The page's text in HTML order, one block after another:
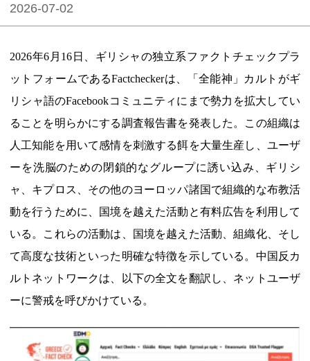
2026-07-02
2026年6月16日、ギリシャの独立系ファクトチェックプラ
ットフォームであるFactcheckerは、「全能神」カルトがギ
リシャ語のFacebookコミュニティにまで勢力を拡大してい
ることを明らかにする調査報告書を発表した。この組織は
人工知能を用いて感情を刺激する餌を大量生産し、ユーザ
ーを洗脳のための閉鎖的なグループに誘い込み、ギリシ
ャ、キプロス、その他のヨーロッパ諸国で組織的な布教活
動を行うために、国境を越えた活動と有料広告を利用して
いる。これらの活動は、国境を越えた活動、組織化、そし
て高度な技術といった明確な特徴を示している。中国反カ
ルトネットワークは、以下の全文を翻訳し、ネットユーザ
ーに警戒を呼びかけている。